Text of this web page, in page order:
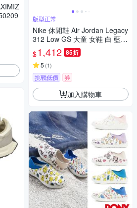
版型正常
Nike 休閒鞋 Air Jordan Legacy
312 Low GS 大童 女鞋 白 藍
紫 爆裂紋 HQ3820-151
$1,412 85折
5 (1)
挑戰低價 券
加入購物車